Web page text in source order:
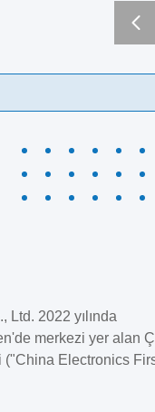
2022 yılında
merkezi yer alan
Electronics
ekosisteminin